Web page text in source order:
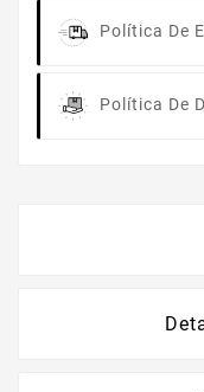
Política De
Política De